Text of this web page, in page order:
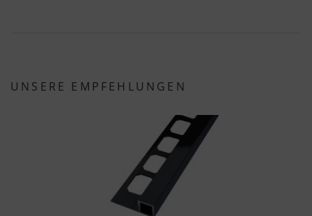
UNSERE EMPFEHLUNGEN